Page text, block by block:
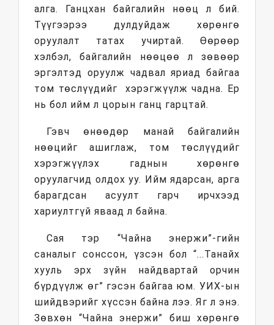
алга. Ганцхан байгалийн нөөц л бий.
Түүгээрээ дулдуйдаж хөрөнгө
оруулалт татах учиртай. Өөрөөр
хэлбэл, байгалийн нөөцөө л зөвөөр
эргэлтэд оруулж чадвал яриад байгаа
том төслүүдийг хэрэгжүүлж чадна. Ер
нь бол ийм л цорын ганц гарцтай.
Гэвч өнөөдөр манай байгалийн
нөөцийг ашиглаж, том төслүүдийг
хэрэгжүүлэх гаднын хөрөнгө
оруулагчид олдох уу. Ийм ядарсан, арга
барагдсан асуулт гарч ирчхээд
хариултгүй яваад л байна.
Сая тэр “Чайна энержи”-гийн
саналыг сонссон, үзсэн бол “...Танайх
хууль эрх зүйн найдвартай орчин
бүрдүүлж өг” гэсэн байгаа юм. УИХ-ын
шийдвэрийг хүссэн байна лээ. Яг л энэ.
Зөвхөн “Чайна энержи” биш хөрөнгө